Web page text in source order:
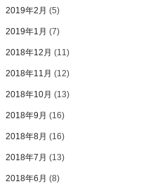
2019年2月 (5)
2019年1月 (7)
2018年12月 (11)
2018年11月 (12)
2018年10月 (13)
2018年9月 (16)
2018年8月 (16)
2018年7月 (13)
2018年6月 (8)